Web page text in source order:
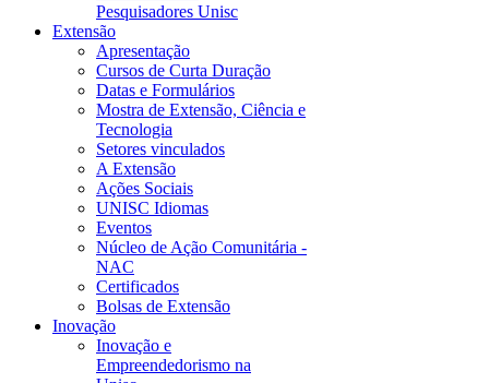
Pesquisadores Unisc
Extensão
Apresentação
Cursos de Curta Duração
Datas e Formulários
Mostra de Extensão, Ciência e
Tecnologia
Setores vinculados
A Extensão
Ações Sociais
UNISC Idiomas
Eventos
Núcleo de Ação Comunitária -
NAC
Certificados
Bolsas de Extensão
Inovação
Inovação e
Empreendedorismo na